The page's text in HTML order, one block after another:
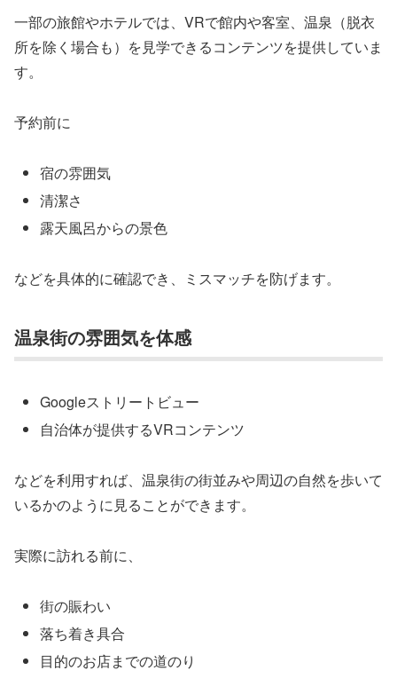
一部の旅館やホテルでは、VRで館内や客室、温泉（脱衣
所を除く場合も）を見学できるコンテンツを提供していま
す。
予約前に
宿の雰囲気
清潔さ
露天風呂からの景色
などを具体的に確認でき、ミスマッチを防げます。
温泉街の雰囲気を体感
Googleストリートビュー
自治体が提供するVRコンテンツ
などを利用すれば、温泉街の街並みや周辺の自然を歩いて
いるかのように見ることができます。
実際に訪れる前に、
街の賑わい
落ち着き具合
目的のお店までの道のり